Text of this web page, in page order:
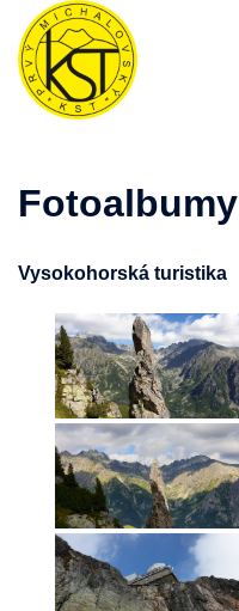
Preskočiť
obsah
Fotoalbumy
Vysokohorská turistika